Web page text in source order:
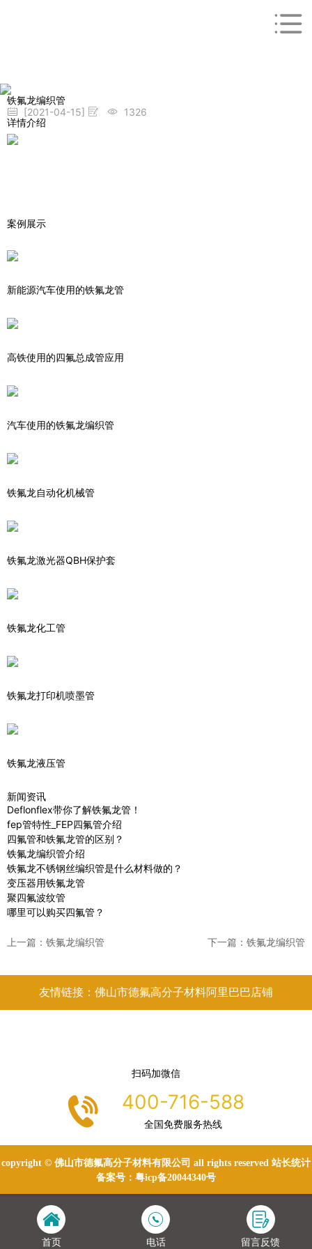
铁氟龙编织管
[2021-04-15]
1326
详情介绍
案例展示
新能源汽车使用的铁氟龙管
高铁使用的四氟总成管应用
汽车使用的铁氟龙编织管
铁氟龙自动化机械管
铁氟龙激光器QBH保护套
铁氟龙化工管
铁氟龙打印机喷墨管
铁氟龙液压管
新闻资讯
Deflonflex带你了解铁氟龙管！
fep管特性_FEP四氟管介绍
四氟管和铁氟龙管的区别？
铁氟龙编织管介绍
铁氟龙不锈钢丝编织管是什么材料做的？
变压器用铁氟龙管
聚四氟波纹管
哪里可以购买四氟管？
上一篇： 铁氟龙编织管 下一篇： 铁氟龙编织管
友情链接：佛山市德氟高分子材料阿里巴巴店铺
扫码加微信
400-716-588
全国免费服务热线
copyright © 佛山市德氟高分子材料有限公司 all rights reserved 站长统计
备案号： 粤icp备20044340号
首页 电话 留言反馈